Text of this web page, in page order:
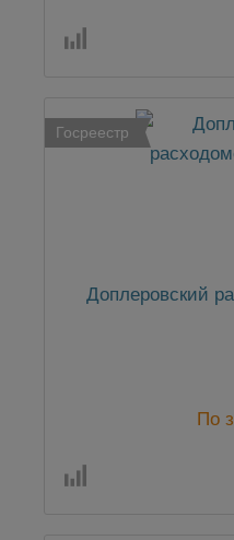
Госреестр
Доплеровский
По